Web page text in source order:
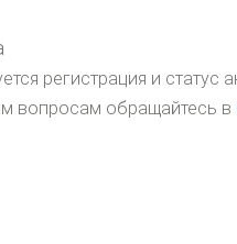
регистрация и статус
вопросам обращайтесь в